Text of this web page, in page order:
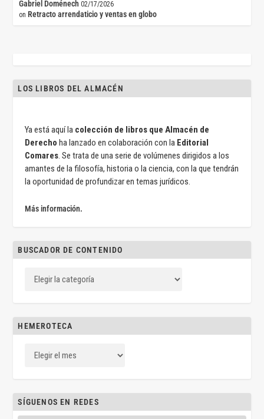
Gabriel Doménech 02/17/2026
on Retracto arrendaticio y ventas en globo
LOS LIBROS DEL ALMACÉN
Ya está aquí la colección de libros que Almacén de
Derecho ha lanzado en colaboración con la Editorial
Comares. Se trata de una serie de volúmenes dirigidos a los
amantes de la filosofía, historia o la ciencia, con la que tendrán
la oportunidad de profundizar en temas jurídicos.
Más información.
BUSCADOR DE CONTENIDO
HEMEROTECA
SÍGUENOS EN REDES